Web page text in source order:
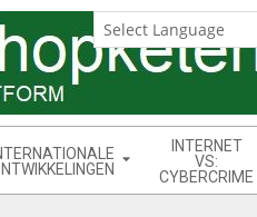
INTERNET
VS:
CYBERCRIME